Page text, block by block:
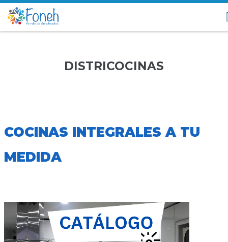
DISTRICOCINAS
COCINAS INTEGRALES A TU
MEDIDA